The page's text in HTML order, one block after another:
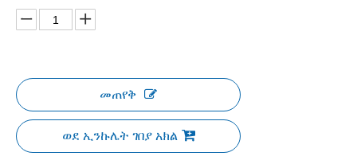
መጠየቅ
ወደ ኢንኩሌት ገበያ አክል